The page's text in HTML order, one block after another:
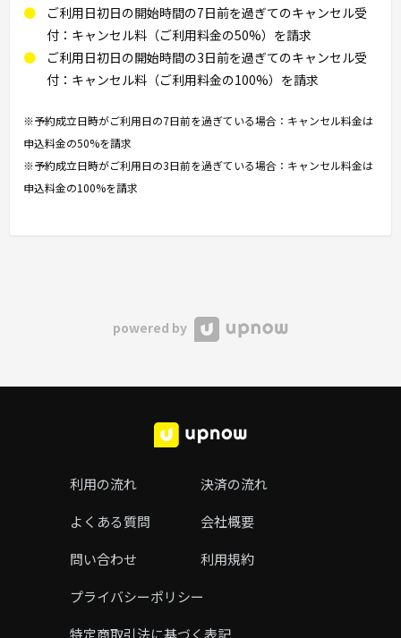
ご利用日初日の開始時間の7日前を過ぎてのキャンセル受
付：キャンセル料（ご利用料金の50%）を請求
ご利用日初日の開始時間の3日前を過ぎてのキャンセル受
付：キャンセル料（ご利用料金の100%）を請求
※予約成立日時がご利用日の7日前を過ぎている場合：キャンセル料金は
申込料金の50%を請求
※予約成立日時がご利用日の3日前を過ぎている場合：キャンセル料金は
申込料金の100%を請求
powered by
利用の流れ
決済の流れ
よくある質問
会社概要
問い合わせ
利用規約
プライバシーポリシー
特定商取引法に基づく表記